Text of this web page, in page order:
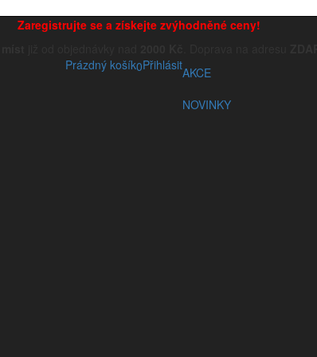
Zaregistrujte se a získejte zvýhodněné ceny!
Přihlásit
Prázdný košík0
AKCE
NOVINKY